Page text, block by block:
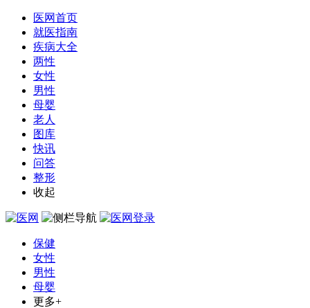
医网首页
就医指南
疾病大全
两性
女性
男性
母婴
老人
图库
快讯
问答
整形
收起
保健
女性
男性
母婴
更多+